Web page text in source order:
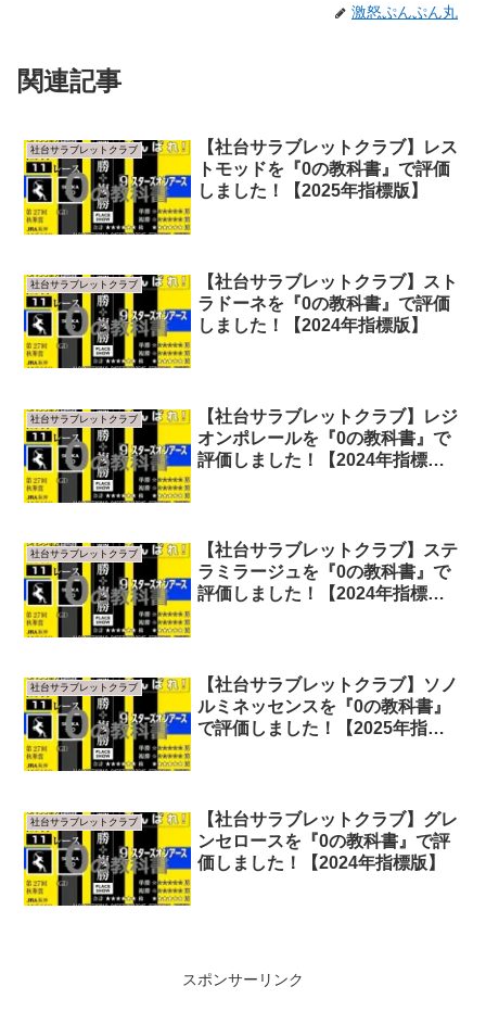
激怒ぷんぷん丸
関連記事
社台サラブレットクラブ
【社台サラブレットクラブ】レス
トモッドを『0の教科書』で評価
しました！【2025年指標版】
社台サラブレットクラブ
【社台サラブレットクラブ】スト
ラドーネを『0の教科書』で評価
しました！【2024年指標版】
社台サラブレットクラブ
【社台サラブレットクラブ】レジ
オンポレールを『0の教科書』で
評価しました！【2024年指標
社台サラブレットクラブ
【社台サラブレットクラブ】ステ
ラミラージュを『0の教科書』で
評価しました！【2024年指標
社台サラブレットクラブ
【社台サラブレットクラブ】ソノ
ルミネッセンスを『0の教科書』
で評価しました！【2025年指標
社台サラブレットクラブ
【社台サラブレットクラブ】グレ
ンセロースを『0の教科書』で評
価しました！【2024年指標版】
スポンサーリンク